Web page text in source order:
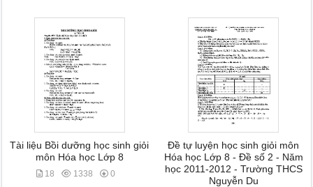
Tài liệu Bồi dưỡng học sinh giỏi
môn Hóa học Lớp 8
18 1338 0
Đề tự luyện học sinh giỏi môn
Hóa học Lớp 8 - Đề số 2 - Năm
học 2011-2012 - Trường THCS
Nguyễn Du